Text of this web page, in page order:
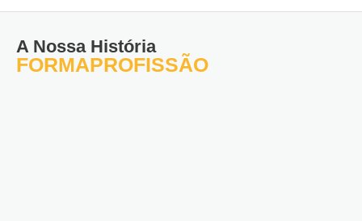
A Nossa História
FORMAPROFISSÃO